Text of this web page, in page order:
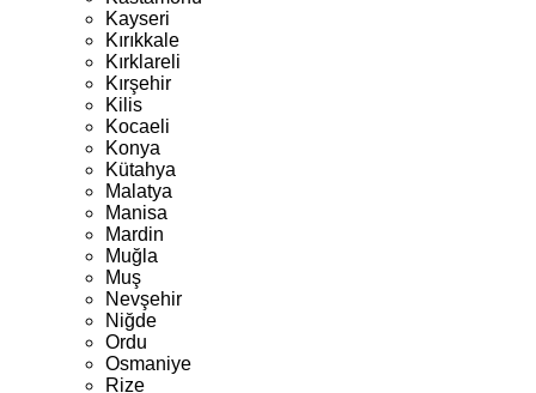
Kayseri
Kırıkkale
Kırklareli
Kırşehir
Kilis
Kocaeli
Konya
Kütahya
Malatya
Manisa
Mardin
Muğla
Muş
Nevşehir
Niğde
Ordu
Osmaniye
Rize